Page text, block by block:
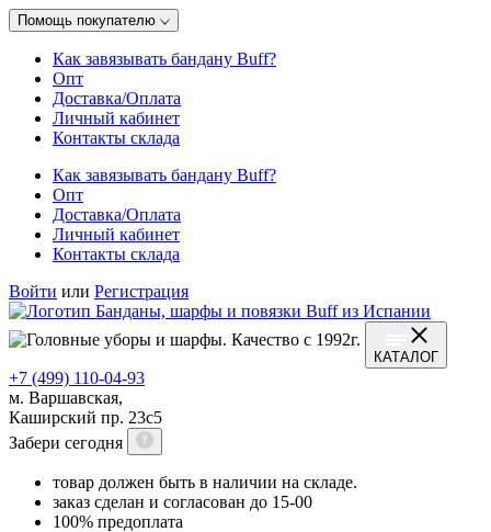
Помощь покупателю
Как завязывать бандану Buff?
Опт
Доставка/Оплата
Личный кабинет
Контакты склада
Как завязывать бандану Buff?
Опт
Доставка/Оплата
Личный кабинет
Контакты склада
Войти или Регистрация
КАТАЛОГ
+7 (499) 110-04-93
м. Варшавская,
Каширский пр. 23с5
Забери сегодня
товар должен быть в наличии на складе.
заказ сделан и согласован до 15-00
100% предоплата